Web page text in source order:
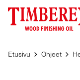
Siirry
sisältöön
Etusivu Ohjeet